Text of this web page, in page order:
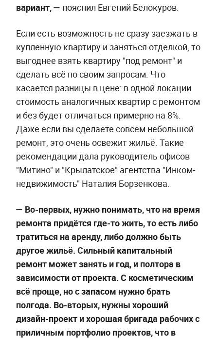
вариант,— пояснил Евгений Белокуров.
Если есть возможность не сразу заезжать в
купленную квартиру и заняться отделкой, то
выгоднее взять квартиру "под ремонт" и
сделать всё по своим запросам. Что
касается разницы в цене: в одной локации
стоимость аналогичных квартир с ремонтом
и без будет отличаться примерно на 8%.
Даже если вы сделаете совсем небольшой
ремонт, это очень освежит жильё. Такие
рекомендации дала руководитель офисов
"Митино" и "Крылатское" агентства "Инком-
недвижимость" Наталия Борзенкова.
— Во-первых, нужно понимать, что на время
ремонта придётся где-то жить, то есть либо
тратиться на аренду, либо должно быть
другое жильё. Сильный капитальный
ремонт может занять и год, и полтора в
зависимости от проекта. С косметическим
всё проще, но с запасом нужно брать
полгода. Во-вторых, нужны хороший
дизайн-проект и хорошая бригада рабочих с
приличным портфолио проектов, что в